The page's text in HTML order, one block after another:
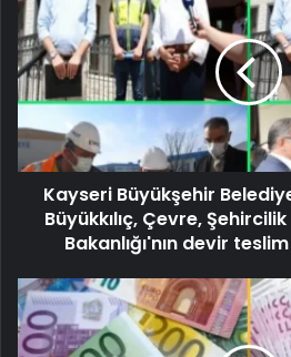
Kayseri Büyükşehir
Büyükkılıç, Çevre,
Bakanlığı'nın devir